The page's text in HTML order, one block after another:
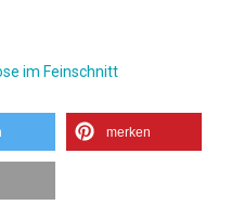
im Feinschnitt
merken